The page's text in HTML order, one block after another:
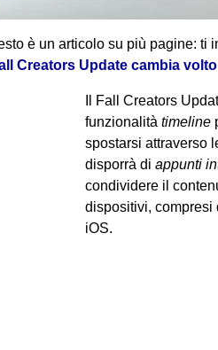
è un articolo su più pagine: ti
Creators Update cambia
Il Fall Creators
funzionalità timeline
spostarsi attraverso
disporrà di appunti
condividere il
dispositivi, compresi
iOS.